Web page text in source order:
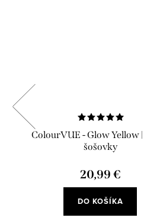
ColourVUE - Glow Yellow
šošovky
20,99 €
DO KOŠÍKA